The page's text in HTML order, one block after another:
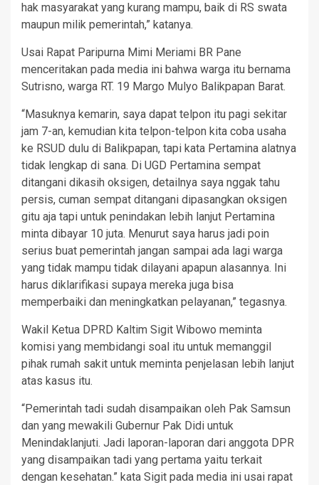
hak masyarakat yang kurang mampu, baik di RS swata
maupun milik pemerintah,” katanya.
Usai Rapat Paripurna Mimi Meriami BR Pane
menceritakan pada media ini bahwa warga itu bernama
Sutrisno, warga RT. 19 Margo Mulyo Balikpapan Barat.
“Masuknya kemarin, saya dapat telpon itu pagi sekitar
jam 7-an, kemudian kita telpon-telpon kita coba usaha
ke RSUD dulu di Balikpapan, tapi kata Pertamina alatnya
tidak lengkap di sana. Di UGD Pertamina sempat
ditangani dikasih oksigen, detailnya saya nggak tahu
persis, cuman sempat ditangani dipasangkan oksigen
gitu aja tapi untuk penindakan lebih lanjut Pertamina
minta dibayar 10 juta. Menurut saya harus jadi poin
serius buat pemerintah jangan sampai ada lagi warga
yang tidak mampu tidak dilayani apapun alasannya. Ini
harus diklarifikasi supaya mereka juga bisa
memperbaiki dan meningkatkan pelayanan,” tegasnya.
Wakil Ketua DPRD Kaltim Sigit Wibowo meminta
komisi yang membidangi soal itu untuk memanggil
pihak rumah sakit untuk meminta penjelasan lebih lanjut
atas kasus itu.
“Pemerintah tadi sudah disampaikan oleh Pak Samsun
dan yang mewakili Gubernur Pak Didi untuk
Menindaklanjuti. Jadi laporan-laporan dari anggota DPR
yang disampaikan tadi yang pertama yaitu terkait
dengan kesehatan.” kata Sigit pada media ini usai rapat